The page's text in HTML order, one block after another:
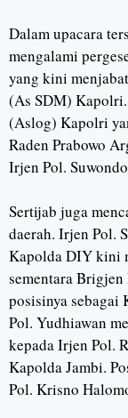
Dalam upacara
mengalami
yang kini
(As SDM)
(Aslog) Kapolri
Raden Prabowo
Irjen Pol.
Sertijab juga
daerah. Irjen Pol.
Kapolda DIY kini
sementara
posisinya sebagai
Pol. Yudhiawan
kepada Irjen Pol.
Kapolda Jambi.
Pol. Krisno